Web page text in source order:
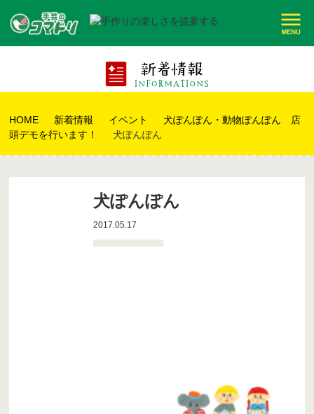
HOME 新着情報 イベント
犬ぽんぽん・動物ぽんぽん 店
頭デモを行います！
犬ぽんぽん
犬ぽんぽん
2017.05.17